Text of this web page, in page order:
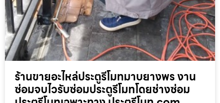
ร้านขายอะไหล่ประตูรีโมทมาบยางพร งาน
ซ่อมจบไวรับซ่อมประตูรีโมทโดยช่างซ่อม